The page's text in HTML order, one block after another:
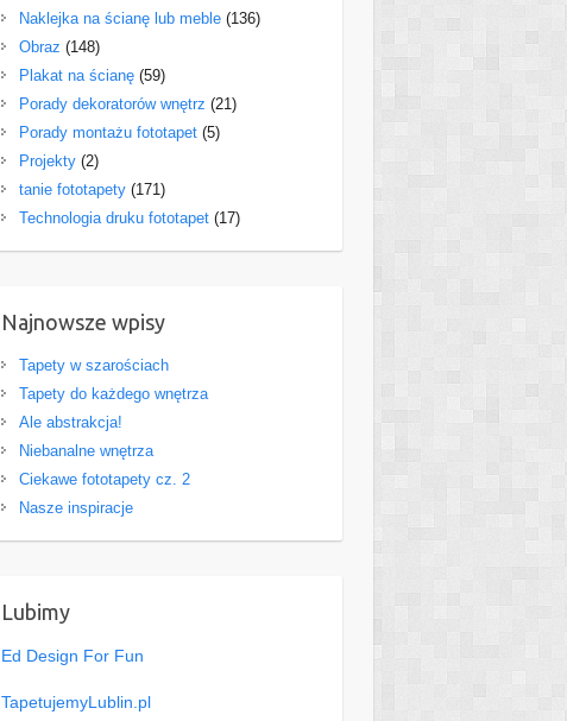
Naklejka na ścianę lub meble(136)
Obraz (148)
Plakat na ścianę(59)
Porady dekoratorów wnętrz (21)
Porady montażu fototapet(5)
Projekty(2)
tanie fototapety(171)
Technologia druku fototapet(17)
Najnowsze wpisy
Tapety w szarościach
Tapety do każdego wnętrza
Ale abstrakcja!
Niebanalne wnętrza
Ciekawe fototapety cz. 2
Nasze inspiracje
Lubimy
Ed Design For Fun
TapetujemyLublin.pl